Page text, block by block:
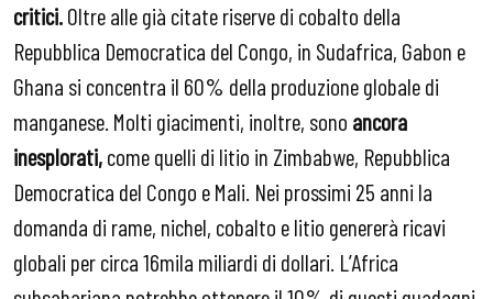
critici.Oltre alle già citate riserve di cobalto della
Repubblica Democratica del Congo, in Sudafrica, Gabon e
Ghana si concentra il 60% della produzione globale di
manganese. Molti giacimenti, inoltre, sono ancora
inesplorati,come quelli di litio in Zimbabwe, Repubblica
Democratica del Congo e Mali. Nei prossimi 25 anni la
domanda di rame, nichel, cobalto e litio genererà ricavi
globali per circa 16mila miliardi di dollari. L’Africa